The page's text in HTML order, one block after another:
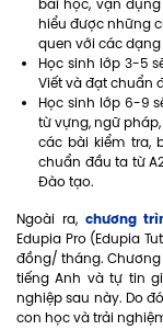
bài học, vận
hiểu được những
quen với các
Học sinh lớp 3-5
Viết và đạt chuẩn
Học sinh lớp 6-9
từ vựng, ngữ
các bài kiểm tra,
chuẩn đầu ta từ
Đào tạo.
Ngoài ra, chương
Edupia Pro (Edupia
đồng/ tháng. Chương
tiếng Anh và tự tin
nghiệp sau này. Do
con học và trải